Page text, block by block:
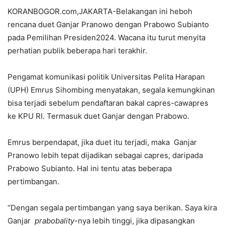
KORANBOGOR.com,JAKARTA-Belakangan ini heboh
rencana duet Ganjar Pranowo dengan Prabowo Subianto
pada Pemilihan Presiden2024. Wacana itu turut menyita
perhatian publik beberapa hari terakhir.
Pengamat komunikasi politik Universitas Pelita Harapan
(UPH) Emrus Sihombing menyatakan, segala kemungkinan
bisa terjadi sebelum pendaftaran bakal capres-cawapres
ke KPU RI. Termasuk duet Ganjar dengan Prabowo.
Emrus berpendapat, jika duet itu terjadi, maka Ganjar
Pranowo lebih tepat dijadikan sebagai capres, daripada
Prabowo Subianto. Hal ini tentu atas beberapa
pertimbangan.
“Dengan segala pertimbangan yang saya berikan. Saya kira
Ganjar prabobality-nya lebih tinggi, jika dipasangkan